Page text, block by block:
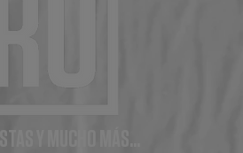
Y MUCHO MÁS...